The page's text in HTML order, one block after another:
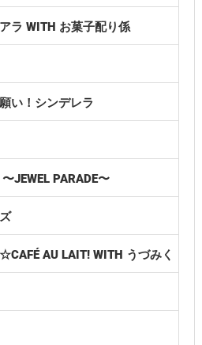
ラ WITH お菓子配り係
い！シンデレラ
JEWEL PARADE〜
AU LAIT! WITH うづみく